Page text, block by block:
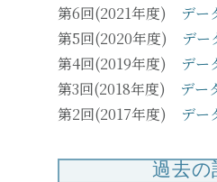
第6回(2021年度) デー
第5回(2020年度) デー
第4回(2019年度) デー
第3回(2018年度) デー
第2回(2017年度) デー
過去の